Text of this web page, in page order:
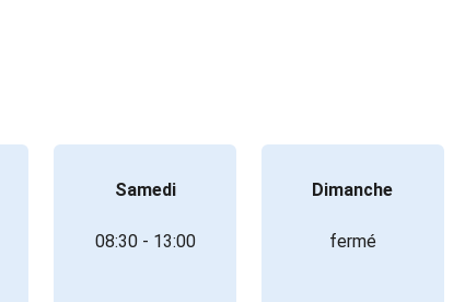
Samedi
08:30 - 13:00
Dimanche
fermé